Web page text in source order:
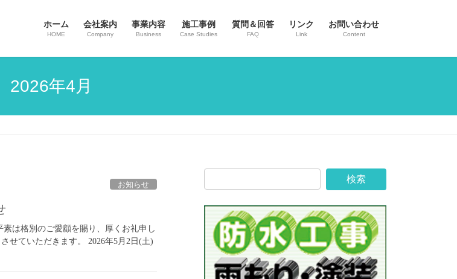
ホーム
HOME
会社案内
Company
事業内容
Business
施工事例
Case Studies
質問＆回答
FAQ
リンク
Link
お問い合わせ
Content
2026年4月
お知らせ
は格別のご愛顧を賜り、厚くお礼申し
せていただきます。 2026年5月2日(土)